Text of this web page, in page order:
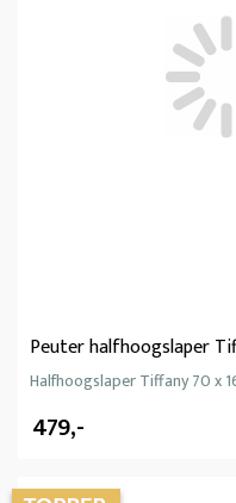
Peuter halfhoogslaper
Halfhoogslaper Tiffany 70 x
479,-